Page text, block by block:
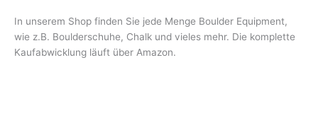
In unserem Shop finden Sie jede Menge Boulder Equipment,
wie z.B. Boulderschuhe, Chalk und vieles mehr. Die komplette
Kaufabwicklung läuft über Amazon.